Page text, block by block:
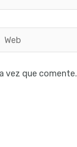
Web
vez que comente.